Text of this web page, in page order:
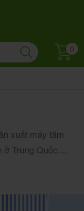
0
xuất máy tăm
Trung Quốc....